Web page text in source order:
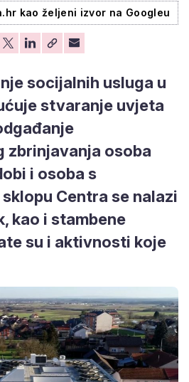
kao željeni izvor na Googleu
socijalnih usluga u
stvaranje uvjeta za
institucionalnog
starije životne dobi i
U sklopu Centra
boravak, kao i
a poznate su i
se provoditi.